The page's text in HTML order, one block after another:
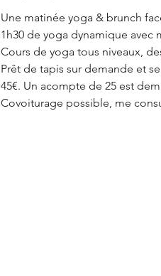
Une matinée yoga & brunch
1h30 de yoga dynamique
Cours de yoga tous niveaux,
Prêt de tapis sur demande et
45€. Un acompte de 25 est
Covoiturage possible, me